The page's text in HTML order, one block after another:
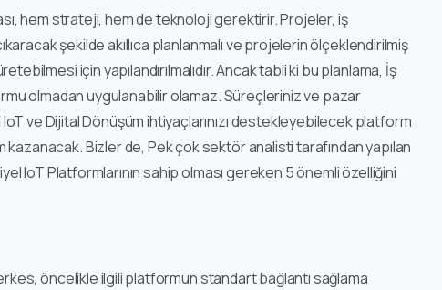
hem strateji, hem de teknoloji gerektirir. Projeler, iş
şekilde akıllıca planlanmalı ve projelerin ölçeklendirilmiş
için yapılandırılmalıdır. Ancak tabii ki bu planlama, İş
olmadan uygulanabilir olamaz. Süreçleriniz ve pazar
ve Dijital Dönüşüm ihtiyaçlarınızı destekleyebilecek platform
Bizler de, Pek çok sektör analisti tarafından yapılan
IoT Platformlarının sahip olması gereken 5 önemli özelliğini
öncelikle ilgili platformun standart bağlantı sağlama